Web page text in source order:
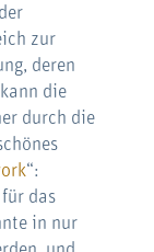
zur
deren
die
durch die
“:
das
in nur